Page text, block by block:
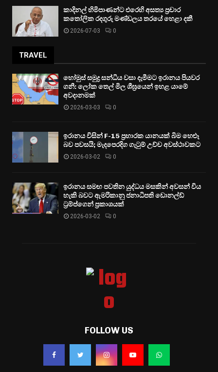
කාදිනල් හිමිපාණන්ට එරෙහි අසත්‍ය ප්‍රචාර
කතෝලික රදගුරු මණ්ඩලය තරයේ හෙළා දකී
2026-07-03 0
TRAVEL
හෝමුස් සමුද්‍ර සන්ධිය වසා දැමීමට ඉරානය පියවර
ගනී: ලෝක තෙල් මිල ශීඝ්‍රයෙන් ඉහළ යාමේ
අවදානමක්
2026-03-03 0
ඉරානය විසින් F-15 ප්‍රහාරක යානයක් බිම හෙළූ
බව පවසයි; මැදපෙරදිග ගැටුම් උච්ච අවස්ථාවකට
2026-03-02 0
ඉරානය සමඟ පවතින යුද්ධය මසකින් අවසන් විය
හැකි බවට ඇමරිකානු ජනාධිපති ඩොනල්ඩ්
ට්‍රම්ප්ගෙන් ප්‍රකාශයක්
2026-03-02 0
FOLLOW US